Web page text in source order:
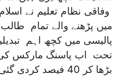
وفاقی نظام تعلیم نے
میں پڑھنے والے تمام
پالیسی میں کچھ اہم
بڑھا کر 40 فیصد